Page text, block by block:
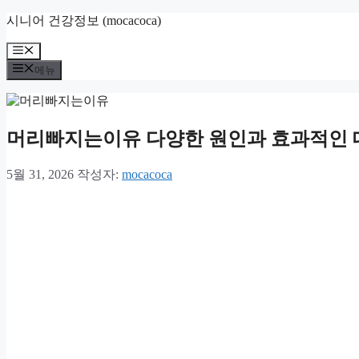
컨
츠
로
너
기
시니어 건강정보 (mocacoca)
메
뉴
메뉴
머리빠지는이유 다양한 원인과 효과적인
5월 31, 2026 작성자: mocacoca